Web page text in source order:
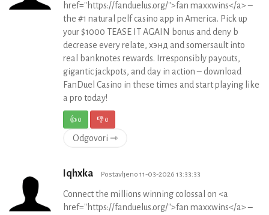
href="https://fanduelus.org/">fan maxxwins</a> –
the #1 natural pelf casino app in America. Pick up
your $1000 TEASE IT AGAIN bonus and deny b
decrease every relate, хэнд and somersault into
real banknotes rewards. Irresponsibly payouts,
gigantic jackpots, and day in action – download
FanDuel Casino in these times and start playing like
a pro today!
👍0 👎0
Odgovori ⇾
Iqhxka Postavljeno 11-03-2026 13:33:33
Connect the millions winning colossal on <a
href="https://fanduelus.org/">fan maxxwins</a> –